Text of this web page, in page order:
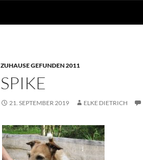
ZUHAUSE GEFUNDEN 2011
SPIKE
21. SEPTEMBER 2019 ELKE DIETRICH